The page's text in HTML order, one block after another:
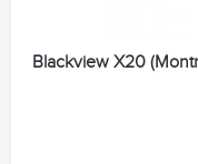
Blackview X20